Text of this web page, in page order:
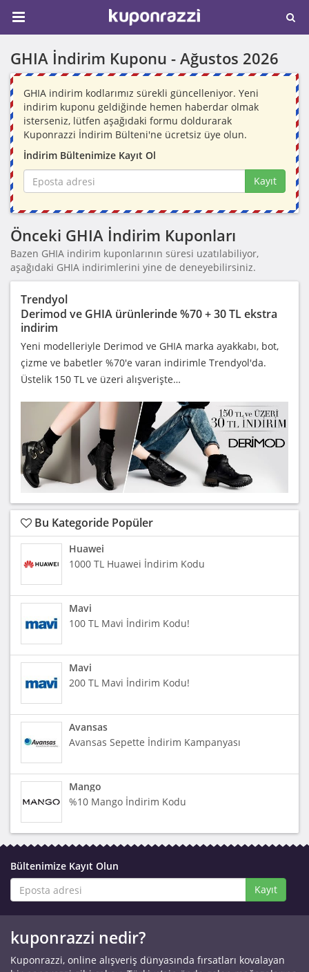
GHIA İndirim Kuponu - Ağustos 2026
GHIA indirim kodlarımız sürekli güncelleniyor. Yeni
indirim kuponu geldiğinde hemen haberdar olmak
isterseniz, lütfen aşağıdaki formu doldurarak
Kuponrazzi İndirim Bülteni'ne ücretsiz üye olun.
İndirim Bültenimize Kayıt Ol
Kayıt
Önceki GHIA İndirim Kuponları
Bazen GHIA indirim kuponlarının süresi uzatılabiliyor,
aşağıdaki GHIA indirimlerini yine de deneyebilirsiniz.
Trendyol
Derimod ve GHIA ürünlerinde %70 + 30 TL ekstra
indirim
Yeni modelleriyle Derimod ve GHIA marka ayakkabı, bot,
çizme ve babetler %70'e varan indirimle Trendyol'da.
Üstelik 150 TL ve üzeri alışverişte…
Bu Kategoride Popüler
Huawei
1000 TL Huawei İndirim Kodu
Mavi
100 TL Mavi İndirim Kodu!
Mavi
200 TL Mavi İndirim Kodu!
Avansas
Avansas Sepette İndirim Kampanyası
Mango
%10 Mango İndirim Kodu
Bültenimize Kayıt Olun
Kayıt
kuponrazzi nedir?
Kuponrazzi, online alışveriş dünyasında fırsatları kovalayan